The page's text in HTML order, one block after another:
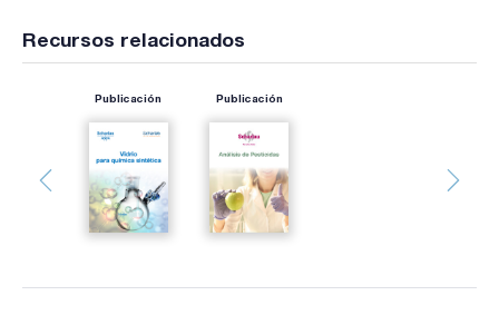
Recursos relacionados
Publicación Publicación